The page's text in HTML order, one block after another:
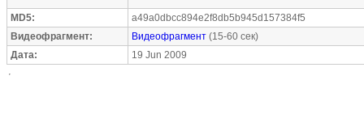
MD5:
a49a0dbcc894e2f8db5b945d157384f5
Видеофрагмент:
Видеофрагмент (15-60 сек)
Дата:
19 Jun 2009